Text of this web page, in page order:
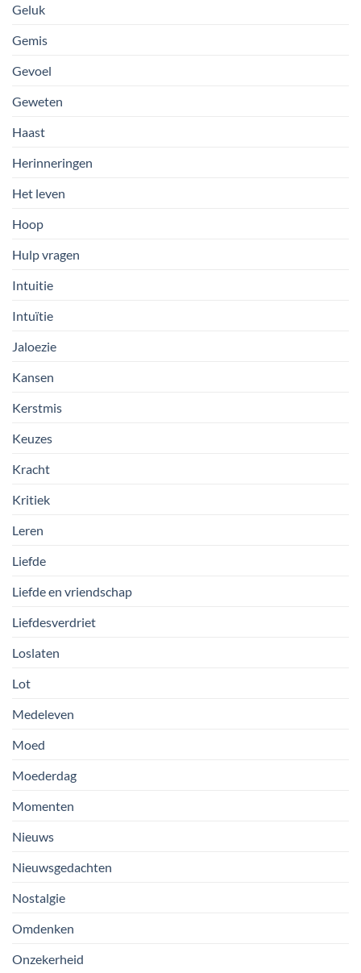
Geluk
Gemis
Gevoel
Geweten
Haast
Herinneringen
Het leven
Hoop
Hulp vragen
Intuitie
Intuïtie
Jaloezie
Kansen
Kerstmis
Keuzes
Kracht
Kritiek
Leren
Liefde
Liefde en vriendschap
Liefdesverdriet
Loslaten
Lot
Medeleven
Moed
Moederdag
Momenten
Nieuws
Nieuwsgedachten
Nostalgie
Omdenken
Onzekerheid